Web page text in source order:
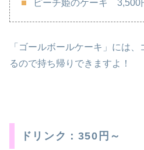
ピーチ姫のケーキ 3,500
「ゴールボールケーキ」には
るので持ち帰りできますよ！
ドリンク：350円～